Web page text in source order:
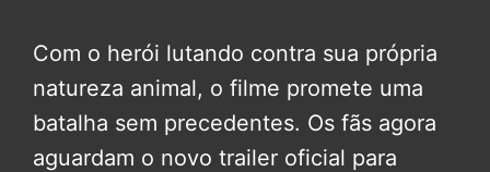
Com o herói lutando contra sua própria
natureza animal, o filme promete uma
batalha sem precedentes. Os fãs agora
aguardam o novo trailer oficial para